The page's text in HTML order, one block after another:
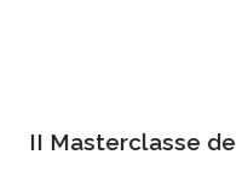
II Masterclasse